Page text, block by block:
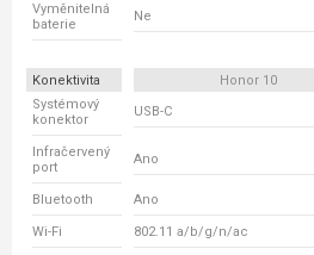
Vyměnitelná
baterie
Ne
Konektivita Honor 10
Systémový
konektor
USB-C
Infračervený
port
Ano
Bluetooth Ano
Wi-Fi 802.11 a/b/g/n/ac